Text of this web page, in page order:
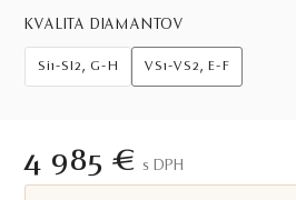
KVALITA DIAMANTOV
Si1-SI2, G-H VS1-VS2, E-F
4 985 € S DPH